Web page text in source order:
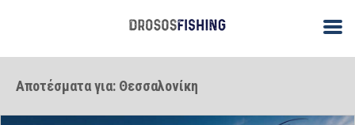
Αποτέσματα για: Θεσσαλονίκη